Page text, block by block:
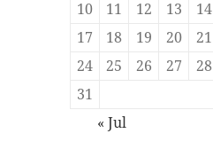
10
11 12 13 14
17
18 19 20 21
24
25 26 27 28
31
« Jul